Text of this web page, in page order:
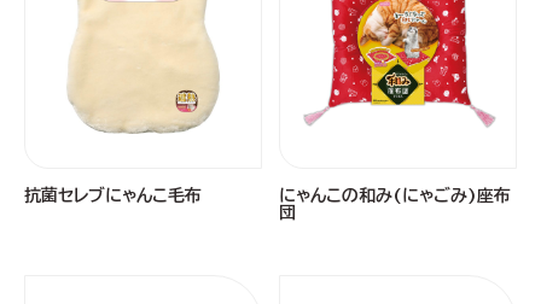
抗菌セレブにゃんこ毛布
にゃんこの和み(にゃごみ)座布
団